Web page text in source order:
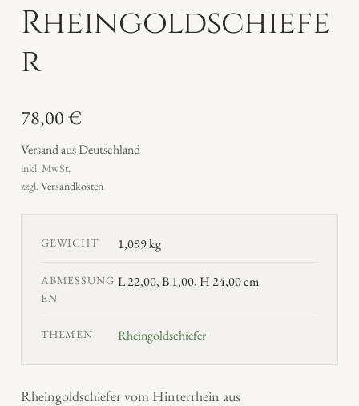
Rheingoldschiefe
r
78,00€
Versand aus Deutschland
inkl. MwSt.
zzgl.Versandkosten
GEWICHT 1,099 kg
ABMESSUNG
EN
L 22,00, B 1,00, H 24,00 cm
THEMEN Rheingoldschiefer
Rheingoldschiefer vom Hinterrhein aus